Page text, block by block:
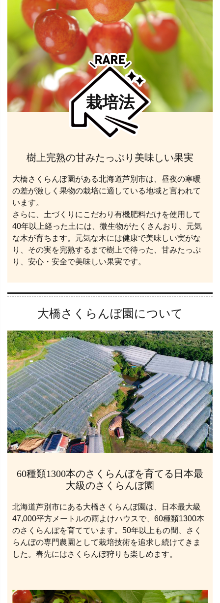
栽培法
樹上完熟の甘みたっぷり美味しい果実
大橋さくらんぼ園がある北海道芦別市は、昼夜の寒暖
の差が激しく果物の栽培に適している地域と言われて
います。
さらに、土づくりにこだわり有機肥料だけを使用して
40年以上経った土には、微生物がたくさんおり、元気
な木が育ちます。元気な木には健康で美味しい実がな
り、その実を完熟するまで樹上で待った、甘みたっぷ
り、安心・安全で美味しい果実です。
大橋さくらんぼ園について
60種類1300本のさくらんぼを育てる日本最
大級のさくらんぼ園
北海道芦別市にある大橋さくらんぼ園は、日本最大級
47,000平方メートルの雨よけハウスで、60種類1300本
のさくらんぼを育てています。50年以上もの間、さく
らんぼの専門農園として栽培技術を追求し続けてきま
した。春先にはさくらんぼ狩りも楽しめます。